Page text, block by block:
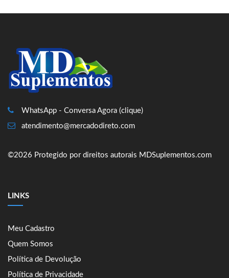
WhatsApp - Conversa Agora (clique)
atendimento@mercadodireto.com
©2026 Protegido por direitos autorais MDSuplementos.com
LINKS
Meu Cadastro
Quem Somos
Política de Devolução
Política de Privacidade